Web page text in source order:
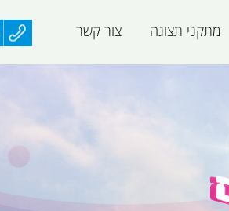
מתקני תצוגה צור קשר